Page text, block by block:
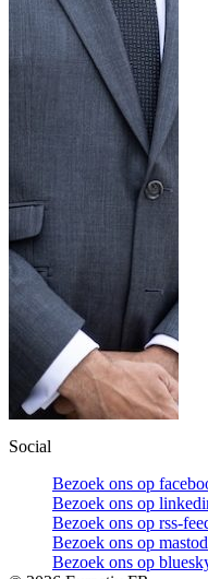
Social
Bezoek ons op
Bezoek ons op
Bezoek ons op rss-
Bezoek ons op
Bezoek ons op